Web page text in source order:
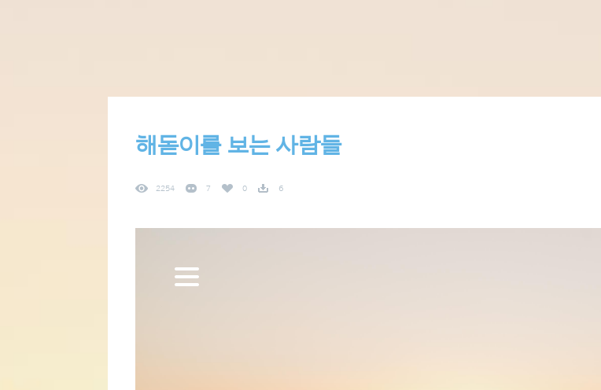
해돋이를 보는 사람들
2254 7 0 6